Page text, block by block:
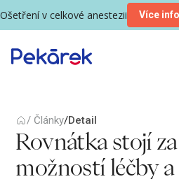
Ošetření v celkové anestezii Více
/ Články/Detail
Rovnátka stojí
možností léčby